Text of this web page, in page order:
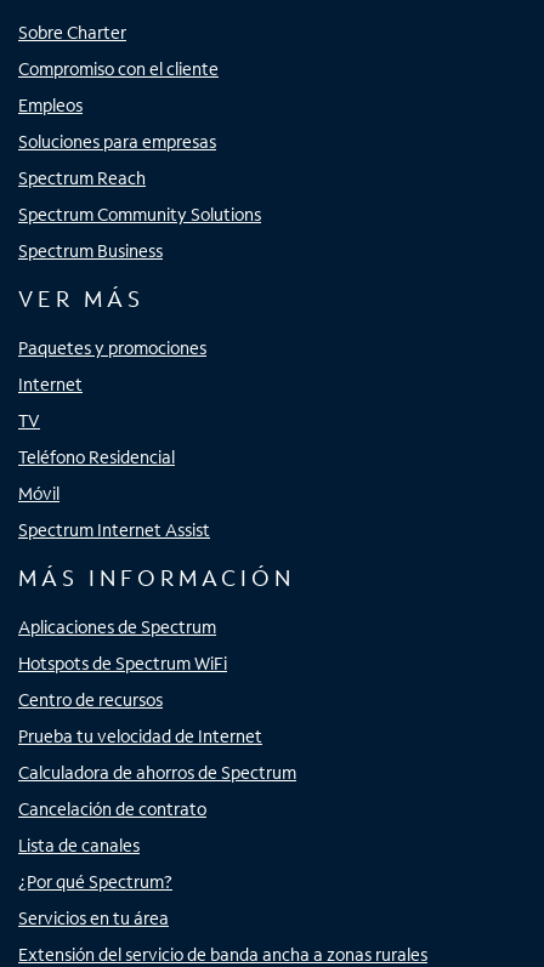
Sobre Charter
Compromiso con el cliente
Empleos
Soluciones para empresas
Spectrum Reach
Spectrum Community Solutions
Spectrum Business
VER MÁS
Paquetes y promociones
Internet
TV
Teléfono Residencial
Móvil
Spectrum Internet Assist
MÁS INFORMACIÓN
Aplicaciones de Spectrum
Hotspots de Spectrum WiFi
Centro de recursos
Prueba tu velocidad de Internet
Calculadora de ahorros de Spectrum
Cancelación de contrato
Lista de canales
¿Por qué Spectrum?
Servicios en tu área
Extensión del servicio de banda ancha a zonas rurales